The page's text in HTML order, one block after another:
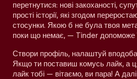
перетнутися: нові закоханості,
прості історії, які згодом
стосунки. Якою б не була твоя мета
поки що немає, — Tinder допоможе
Створи профіль, налаштуй
Якщо ти поставиш комусь лайк, а
лайк тобі — вітаємо, ви пара! А